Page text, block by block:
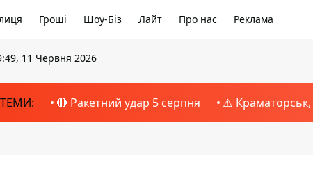
Гроші Шоу-Біз Лайт Про нас Реклама
11 Червня 2026
🔴 Ракетний удар 5 серпня ⚠️ Краматорськ,